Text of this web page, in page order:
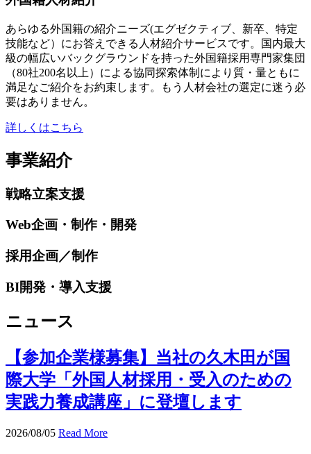
あらゆる外国籍の紹介ニーズ(エグゼクティブ、新卒、特定
技能など）にお答えできる人材紹介サービスです。国内最大
級の幅広いバックグラウンドを持った外国籍採用専門家集団
（80社200名以上）による協同探索体制により質・量ともに
満足なご紹介をお約束します。もう人材会社の選定に迷う必
要はありません。
詳しくはこちら
事業紹介
戦略立案支援
Web企画・制作・開発
採用企画／制作
BI開発・導入支援
ニュース
【参加企業様募集】当社の久木田が国
際大学「外国人材採用・受入のための
実践力養成講座」に登壇します
2026/08/05 Read More